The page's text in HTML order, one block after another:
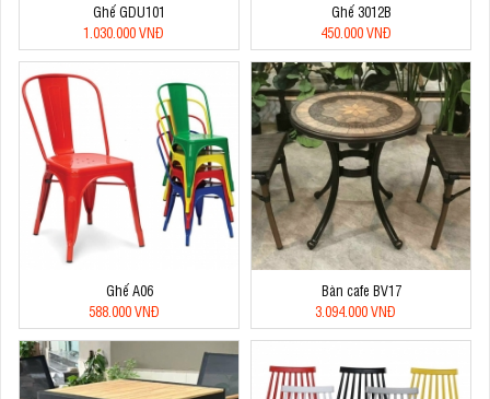
Ghế GDU101
1.030.000 VNĐ
Ghế 3012B
450.000 VNĐ
Ghế A06
588.000 VNĐ
Bàn cafe BV17
3.094.000 VNĐ